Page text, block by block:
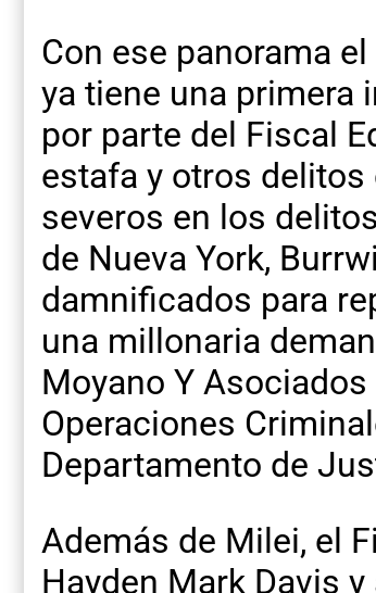
Con ese panorama
ya tiene una primera
por parte del Fiscal
estafa y otros delitos
severos en los
de Nueva York,
damnificados para
una millonaria
Moyano Y
Operaciones
Departamento de
Además de Milei, el
Hayden Mark Davis